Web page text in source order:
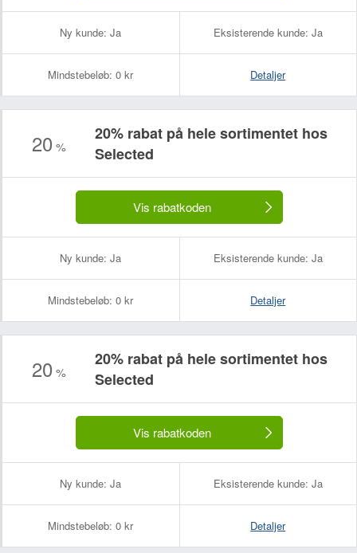
Ny kunde: Ja Eksisterende kunde: Ja
Mindstebeløb: 0 kr Detaljer
20 %
20% rabat på hele sortimentet hos
Selected
Vis rabatkoden
Ny kunde: Ja Eksisterende kunde: Ja
Mindstebeløb: 0 kr Detaljer
20 %
20% rabat på hele sortimentet hos
Selected
Vis rabatkoden
Ny kunde: Ja Eksisterende kunde: Ja
Mindstebeløb: 0 kr Detaljer